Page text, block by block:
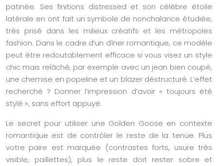
patinée. Ses finitions distressed et son célèbre étoile
latérale en ont fait un symbole de nonchalance étudiée,
très prisé dans les milieux créatifs et les métropoles
fashion. Dans le cadre d’un dîner romantique, ce modèle
peut être redoutablement efficace si vous visez un style
chic mais relâché, par exemple avec un jean bien coupé,
une chemise en popeline et un blazer déstructuré. L’effet
recherché ? Donner l’impression d’avoir « toujours été
stylé », sans effort appuyé.
Le secret pour utiliser une Golden Goose en contexte
romantique est de contrôler le reste de la tenue. Plus
votre paire est marquée (contrastes forts, usure très
visible, paillettes), plus le reste doit rester sobre et